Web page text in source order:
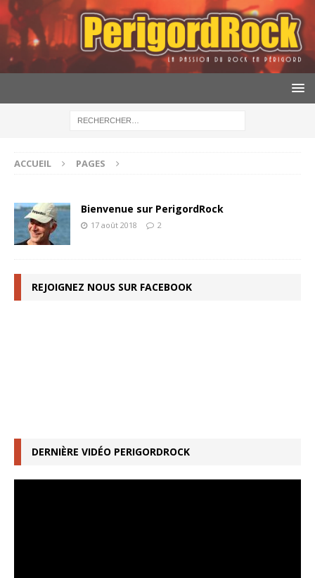
ACCUEIL PAGES
Bienvenue sur PerigordRock
17 août 2018 2
REJOIGNEZ NOUS SUR FACEBOOK
DERNIÈRE VIDÉO PERIGORDROCK